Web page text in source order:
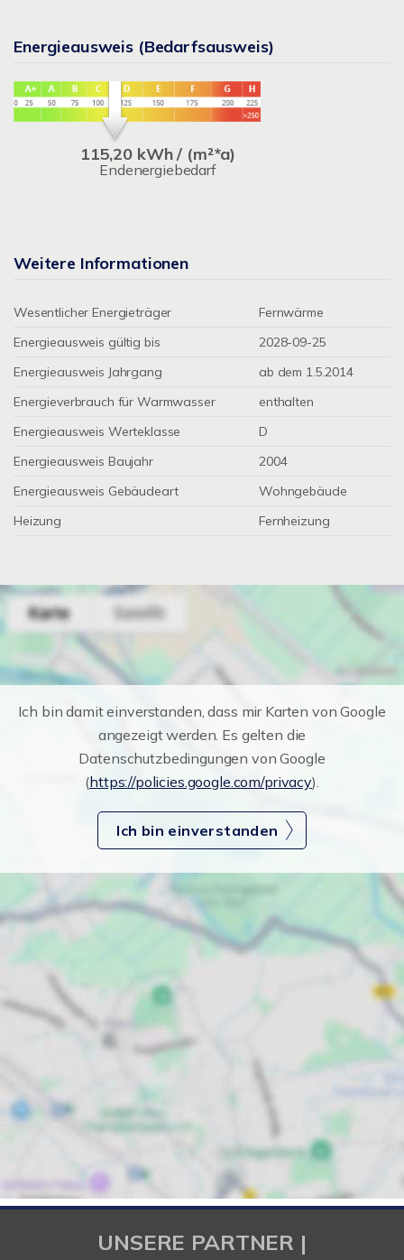
Energieausweis (Bedarfsausweis)
115,20 kWh / (m²*a)
Endenergiebedarf
Weitere Informationen
Wesentlicher Energieträger
Fernwärme
Energieausweis gültig bis
2028-09-25
Energieausweis Jahrgang
ab dem 1.5.2014
Energieverbrauch für Warmwasser
enthalten
Energieausweis Werteklasse
D
Energieausweis Baujahr
2004
Energieausweis Gebäudeart
Wohngebäude
Heizung
Fernheizung
Ich bin damit einverstanden, dass mir Karten von Google
angezeigt werden. Es gelten die
Datenschutzbedingungen von Google
(https://policies.google.com/privacy).
Ich bin einverstanden
UNSERE PARTNER |